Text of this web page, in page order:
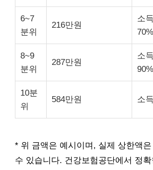
6~7
분위
216만원
소
70%
8~9
분위
287만원
소
90%
10분
위
584만원 소
* 위 금액은 예시이며, 실제 상한액
수 있습니다. 건강보험공단에서 정